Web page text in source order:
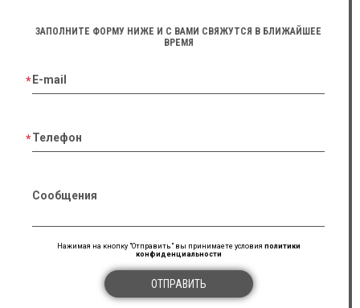
ЗАПОЛНИТЕ ФОРМУ НИЖЕ И С ВАМИ СВЯЖУТСЯ В БЛИЖАЙШЕЕ
ВРЕМЯ
E-mail
Телефон
Сообщения
Нажимая на кнопку "Отправить" вы принимаете условия политики
конфиденциальности
ОТПРАВИТЬ